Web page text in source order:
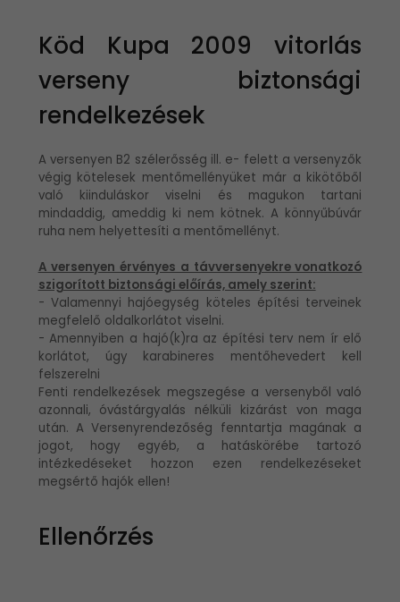
Köd Kupa 2009 vitorlás
verseny biztonsági
rendelkezések
A versenyen B2 szélerősség ill. e- felett a versenyzők
végig kötelesek mentőmellényüket már a kikötőből
való kiinduláskor viselni és magukon tartani
mindaddig, ameddig ki nem kötnek. A könnyűbúvár
ruha nem helyettesíti a mentőmellényt.
A versenyen érvényes a távversenyekre vonatkozó
szigorított biztonsági előírás, amely szerint:
- Valamennyi hajóegység köteles építési terveinek
megfelelő oldalkorlátot viselni.
- Amennyiben a hajó(k)ra az építési terv nem ír elő
korlátot, úgy karabineres mentőhevedert kell
felszerelni
Fenti rendelkezések megszegése a versenyből való
azonnali, óvástárgyalás nélküli kizárást von maga
után. A Versenyrendezőség fenntartja magának a
jogot, hogy egyéb, a hatáskörébe tartozó
intézkedéseket hozzon ezen rendelkezéseket
megsértő hajók ellen!
Ellenőrzés